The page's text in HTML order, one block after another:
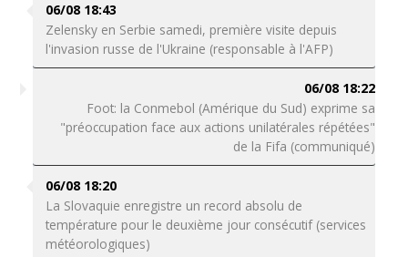
06/08 18:43
Zelensky en Serbie samedi, première visite depuis
l'invasion russe de l'Ukraine (responsable à l'AFP)
06/08 18:22
Foot: la Conmebol (Amérique du Sud) exprime sa
"préoccupation face aux actions unilatérales répétées"
de la Fifa (communiqué)
06/08 18:20
La Slovaquie enregistre un record absolu de
température pour le deuxième jour consécutif (services
météorologiques)